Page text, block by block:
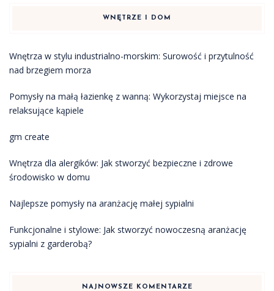
WNĘTRZE I DOM
Wnętrza w stylu industrialno-morskim: Surowość i przytulność
nad brzegiem morza
Pomysły na małą łazienkę z wanną: Wykorzystaj miejsce na
relaksujące kąpiele
gm create
Wnętrza dla alergików: Jak stworzyć bezpieczne i zdrowe
środowisko w domu
Najlepsze pomysły na aranżację małej sypialni
Funkcjonalne i stylowe: Jak stworzyć nowoczesną aranżację
sypialni z garderobą?
NAJNOWSZE KOMENTARZE